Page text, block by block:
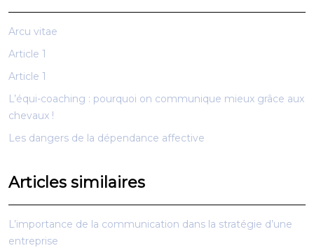
Arcu vitae
Article 1
Article 1
L’équi-coaching : pourquoi on communique mieux grâce aux
chevaux !
Les dangers de la dépendance affective
Articles similaires
L’importance de la communication dans la stratégie d’une
entreprise